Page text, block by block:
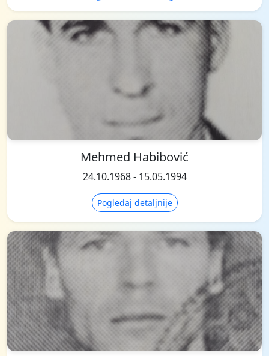
Mehmed Habibović
24.10.1968 - 15.05.1994
Pogledaj detaljnije